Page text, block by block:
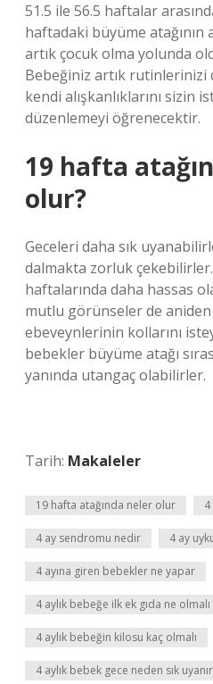
51.5 ile 56.5 haftalar
haftadaki büyüme atağının
artık çocuk olma yolunda
Bebeğiniz artık rutinlerinizi
kendi alışkanlıklarını sizin
düzenlemeyi öğrenecektir.
19 hafta
olur?
Geceleri daha sık
dalmakta zorluk çekebilirler.
haftalarında daha hassas
mutlu görünseler de
ebeveynlerinin kollarını
bebekler büyüme atağı
yanında utangaç olabilirler.
Tarih: Makaleler
19 hafta atağında neler olur
4 ay sendromu nedir 4 ay
4 ayına giren bebekler ne yapar
4 aylık bebeğe ilk ek gıda ne olmalı
4 aylık bebeğin kilosu kaç olmalı
4 aylık bebek gece neden sık uyanır